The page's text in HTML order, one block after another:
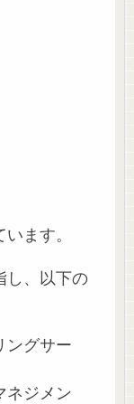
ます。
し、以下の
ングサー
ネジメン